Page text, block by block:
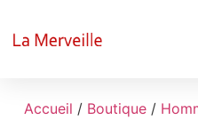
Accueil / Boutique/